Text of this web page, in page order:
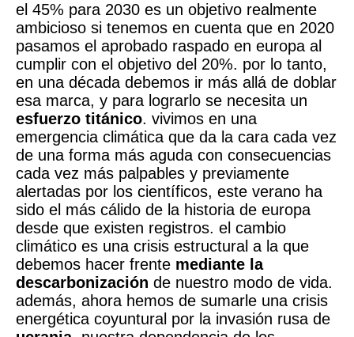
el 45% para 2030 es un objetivo realmente
ambicioso si tenemos en cuenta que en 2020
pasamos el aprobado raspado en europa al
cumplir con el objetivo del 20%. por lo tanto,
en una década debemos ir más allá de doblar
esa marca, y para lograrlo se necesita un
esfuerzo titánico. vivimos en una
emergencia climática que da la cara cada vez
de una forma más aguda con consecuencias
cada vez más palpables y previamente
alertadas por los científicos, este verano ha
sido el más cálido de la historia de europa
desde que existen registros. el cambio
climático es una crisis estructural a la que
debemos hacer frente mediante la
descarbonización de nuestro modo de vida.
además, ahora hemos de sumarle una crisis
energética coyuntural por la invasión rusa de